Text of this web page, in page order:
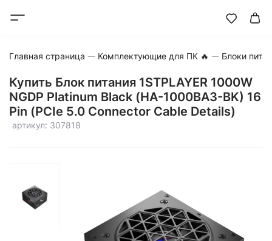
Главная страница Комплектующие для ПК 🔥 Блоки
Купить Блок питания 1STPLAYER 1000W
NGDP Platinum Black (HA-1000BA3-BK) 16
Pin (PCIe 5.0 Connector Cable Details)
артикул: 307818